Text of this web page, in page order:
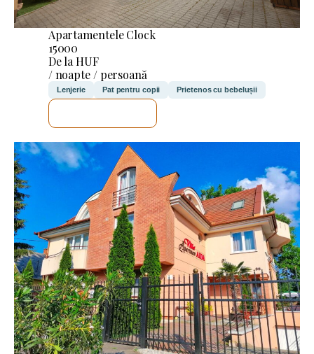
Apartamentele Clock
15000
De la HUF
/ noapte / persoană
Lenjerie Pat pentru copii Prietenos cu bebelușii